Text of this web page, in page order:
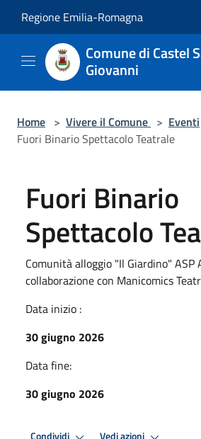
Regione Emilia-Romagna
Comune di Castel
Giovanni
Home > Vivere il Comune > Eventi
Fuori Binario Spettacolo Teatrale
Fuori Binario
Spettacolo
Comunità alloggio "Il Giardino" ASP
collaborazione con Manicomics
Data inizio :
30 giugno 2026
Data fine:
30 giugno 2026